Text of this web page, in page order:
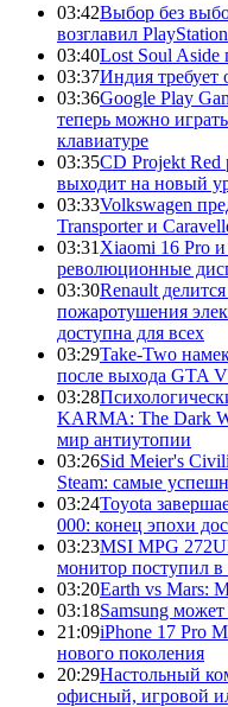
03:42Выбор без
возглавил
03:40Lost Soul Aside
03:37Индия требует
03:36Google Play
теперь можно
клавиатуре
03:35CD Projekt Red
выходит на новый
03:33Volkswagen
Transporter и
03:31 Xiaomi 16 Pro
революционные
03:30Renault
пожаротушения
доступна для всех
03:29Take-Two
после выхода GTA
03:28
KARMA: The Dark
мир антиутопии
03:26Sid Meier's
Steam: самые
03:24Toyota
000: конец эпохи
03:23MSI MPG
монитор поступил
03:20Earth vs Mars:
03:18Samsung
21:09iPhone 17 Pro
нового поколения
20:29Настольный
офисный, игровой